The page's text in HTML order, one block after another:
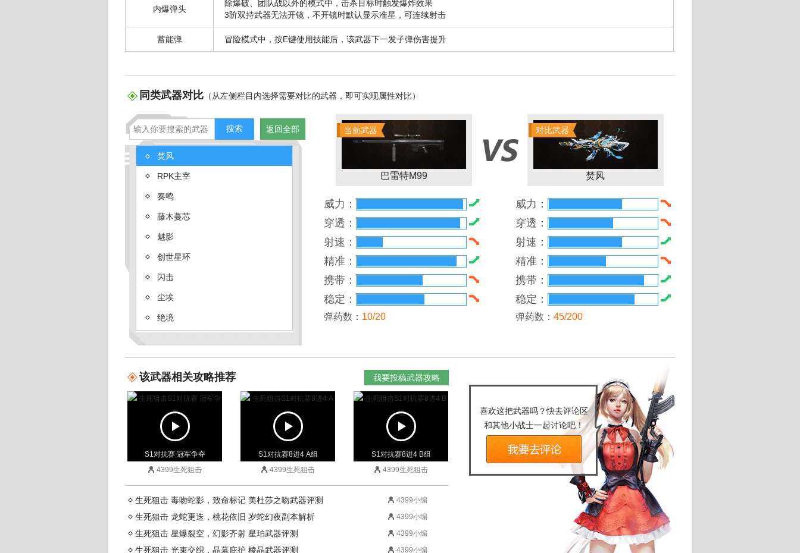
4399生死狙击投稿
生死狙击巴雷特 生死狙击巴
内爆弹头
除爆破、团队战以外的模式中，击杀目标时触发爆炸效果
3阶双持武器无法开镜，不开镜时默认显示准星，可连续射击
蓄能弹 冒险模式中，按E键使用技能后，该武器下一发子弹伤害提升
同类武器对比 （从左侧栏目内选择需要对比的武器，即可实现属性对比）
返回全部
焚风
RPK主宰
奏鸣
藤木蔓芯
魅影
创世星环
闪击
尘埃
绝境
神谕
弧光
黑炎
AK47主宰
核子裂变
迷你派拉
终末之弩
不灭星核
子龙
当前武器
巴雷特M99
威力：
穿透：
射速：
精准：
携带：
稳定：
弹药数： 10/20
对比武器
焚风
威力：
穿透：
射速：
精准：
携带：
稳定：
弹药数： 45/200
我要投稿武器攻略
该武器相关攻略推荐
喜欢这把武器吗？快去评论区
和其他小战士一起讨论吧！
S1对抗赛 冠军争夺
4399生死狙击
S1对抗赛8进4 A组
4399生死狙击
S1对抗赛8进4 B组
4399生死狙击
S1对抗赛 冠军争夺 S1对抗赛8进4 A组 S1对抗赛8进4 B组
4399小编
生死狙击 毒吻蛇影，致命标记 美杜莎之吻武器评测
4399小编
生死狙击 龙蛇更迭，桃花依旧 岁蛇幻夜副本解析
4399小编
生死狙击 星爆裂空，幻影齐射 星珀武器评测
4399小编
生死狙击 光束交织，晶幕庇护 棱晶武器评测